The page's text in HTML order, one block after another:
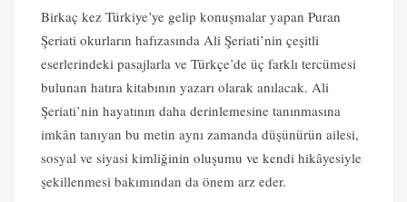
Birkaç kez Türkiye’ye gelip konuşmalar yapan Puran
Şeriati okurların hafızasında Ali Şeriati’nin çeşitli
eserlerindeki pasajlarla ve Türkçe’de üç farklı tercümesi
bulunan hatıra kitabının yazarı olarak anılacak. Ali
Şeriati’nin hayatının daha derinlemesine tanınmasına
imkân tanıyan bu metin aynı zamanda düşünürün ailesi,
sosyal ve siyasi kimliğinin oluşumu ve kendi hikâyesiyle
şekillenmesi bakımından da önem arz eder.